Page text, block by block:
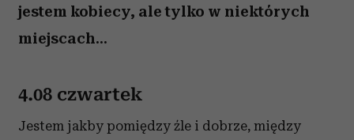
jestem kobiecy, ale tylko w niektórych
miejscach...
4.08 czwartek
Jestem jakby pomiędzy źle i dobrze, między